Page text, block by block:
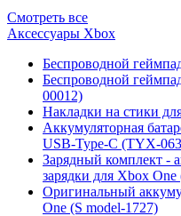
Смотреть все
Аксессуары Xbox
Беспроводной
Беспроводной
00012)
Накладки на стики
Аккумуляторная
USB-Type-C (TYX-
Зарядный комплект -
зарядки для Xbox
Оригинальный
One (S model-1727)